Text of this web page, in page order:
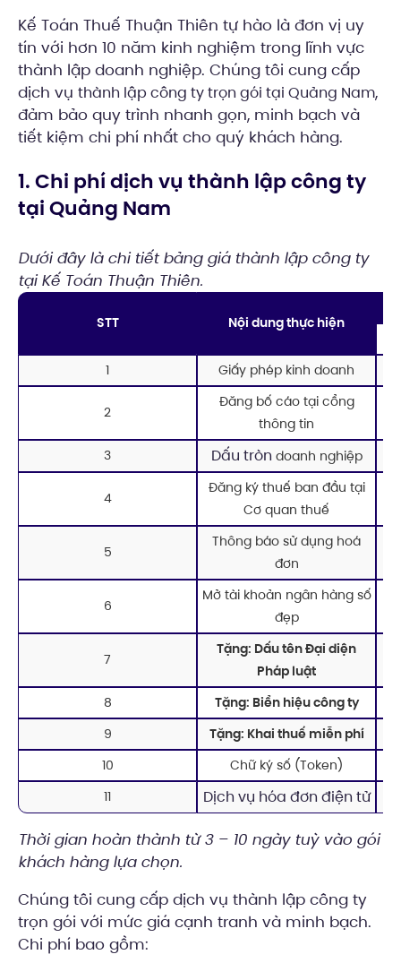
Kế Toán Thuế Thuận Thiên tự hào là đơn vị uy
tín với hơn 10 năm kinh nghiệm trong lĩnh vực
thành lập doanh nghiệp. Chúng tôi cung cấp
dịch vụ thành lập công ty trọn gói tại Quảng Nam,
đảm bảo quy trình nhanh gọn, minh bạch và
tiết kiệm chi phí nhất cho quý khách hàng.
1. Chi phí dịch vụ thành lập công ty
tại Quảng Nam
Dưới đây là chi tiết bảng giá thành lập công ty
tại Kế Toán Thuận Thiên.
STT Nội dung thực hiện
1 Giấy phép kinh doanh
2
Đăng bố cáo tại cổng
thông tin
3
Dấu tròn doanh nghiệp
4
Đăng ký thuế ban đầu tại
Cơ quan thuế
5
Thông báo sử dụng hoá
đơn
6
Mở tài khoản ngân hàng số
đẹp
7
Tặng: Dấu tên Đại diện
Pháp luật
8
Tặng: Biển hiệu công ty
9
Tặng: Khai thuế miễn phí
10
Chữ ký số (Token)
11
Dịch vụ hóa đơn điện tử
Thời gian hoàn thành từ 3 – 10 ngày tuỳ vào gói
khách hàng lựa chọn.
Chúng tôi cung cấp dịch vụ thành lập công ty
trọn gói với mức giá cạnh tranh và minh bạch.
Chi phí bao gồm: